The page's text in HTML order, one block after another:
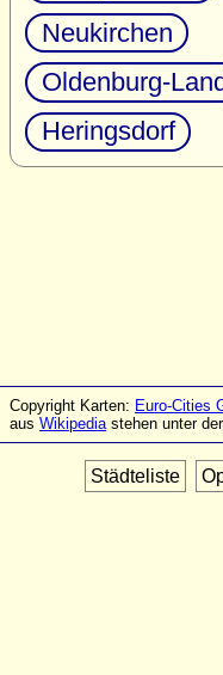
Neukirchen
Oldenburg-
Heringsdorf
Copyright Karten: Euro-Cities
aus Wikipediastehen unter
Städteliste